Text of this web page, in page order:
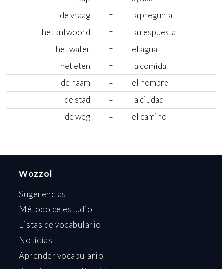
de vraag
=
la pregunta
het antwoord
=
la respuesta
het water
=
el agua
het eten
=
la comida
de naam
=
el nombre
de stad
=
la ciudad
de weg
= el camino
Wozzol
Sugerencias
Método de estudio
Listas de vocabulario
Noticias
Aprender vocabulario